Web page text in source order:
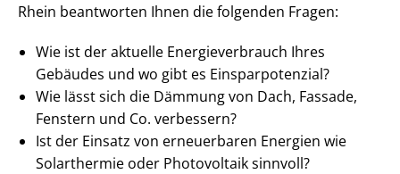
Rhein beantworten Ihnen die folgenden Fragen:
Wie ist der aktuelle En­er­gie­ver­brauch Ihres
Gebäudes und wo gibt es Ein­spar­po­ten­zi­al?
Wie lässt sich die Dämmung von Dach, Fassade,
Fenstern und Co. verbessern?
Ist der Einsatz von erneuerbaren Energien wie
Solarthermie oder Photovoltaik sinnvoll?